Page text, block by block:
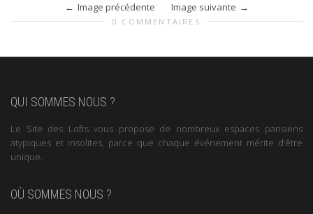
Image précédente Image suivante
0 COMMENTAIRES
QUI SOMMES NOUS ?
Le Site des Lofts vous propose de nombreux espaces parisiens
atypiques et insolites, parce que chaque événement mérite d’être
unique.
OÙ SOMMES NOUS ?